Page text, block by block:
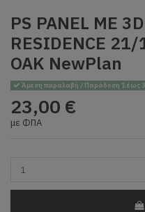
PS PANEL ΜΕ
RESIDENCE
OAK NewPlan
Άμεση παραλαβή / Παράδοση 1 έως 3
23,00 €
με ΦΠΑ